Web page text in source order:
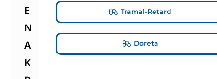
E
N
A
K
Tramal-Retard
Doreta